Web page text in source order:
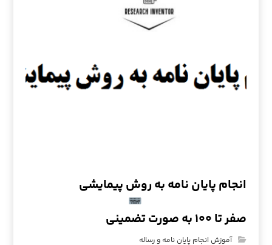
انجام پایان نامه به روش پیمایشی
صفر تا ۱۰۰ به صورت تضمینی
آموزش انجام پایان نامه و رساله